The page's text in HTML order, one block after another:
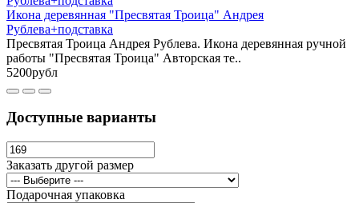
Икона деревянная "Пресвятая Троица" Андрея
Рублева+подставка
Пресвятая Троица Андрея Рублева. Икона деревянная ручной
работы "Пресвятая Троица" Авторская те..
5200рубл
Доступные варианты
Заказать другой размер
Подарочная упаковка